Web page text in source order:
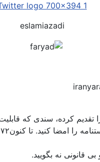
تقدیم کرده، سندی که
قانونی نه بگویید.